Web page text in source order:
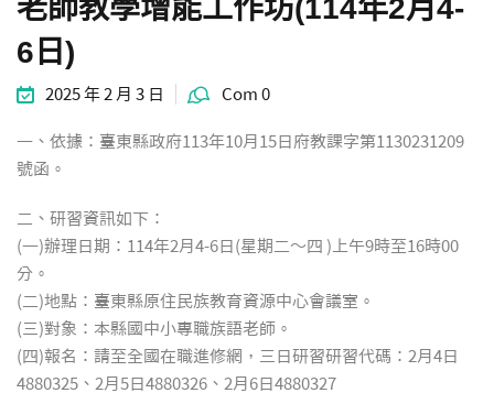
老師教學增能工作坊(114年2月4-
6日)
2025 年 2 月 3 日 Com 0
一、依據：臺東縣政府113年10月15日府教課字第1130231209
號函。
二、研習資訊如下：
(一)辦理日期：114年2月4-6日(星期二～四 )上午9時至16時00
分。
(二)地點：臺東縣原住民族教育資源中心會議室。
(三)對象：本縣國中小專職族語老師。
(四)報名：請至全國在職進修網，三日研習研習代碼：2月4日
4880325、2月5日4880326、2月6日4880327